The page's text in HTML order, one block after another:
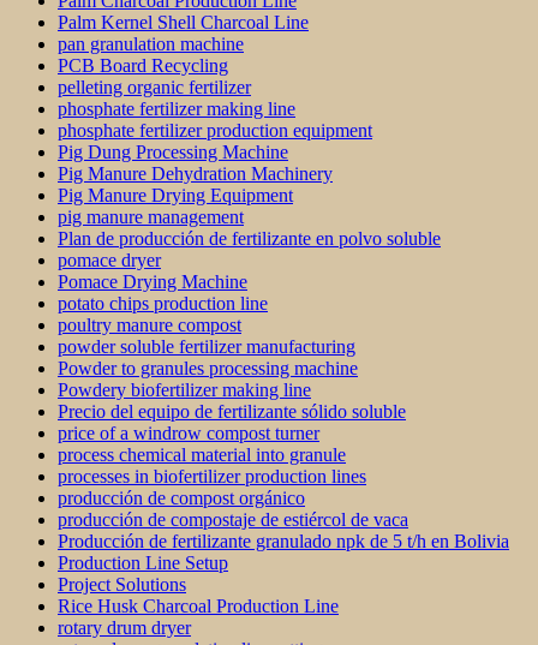
Palm Kernel Shell Charcoal Line
pan granulation machine
PCB Board Recycling
pelleting organic fertilizer
phosphate fertilizer making line
phosphate fertilizer production equipment
Pig Dung Processing Machine
Pig Manure Dehydration Machinery
Pig Manure Drying Equipment
pig manure management
Plan de producción de fertilizante en polvo soluble
pomace dryer
Pomace Drying Machine
potato chips production line
poultry manure compost
powder soluble fertilizer manufacturing
Powder to granules processing machine
Powdery biofertilizer making line
Precio del equipo de fertilizante sólido soluble
price of a windrow compost turner
process chemical material into granule
processes in biofertilizer production lines
producción de compost orgánico
producción de compostaje de estiércol de vaca
Producción de fertilizante granulado npk de 5 t/h en Bolivia
Production Line Setup
Project Solutions
Rice Husk Charcoal Production Line
rotary drum dryer